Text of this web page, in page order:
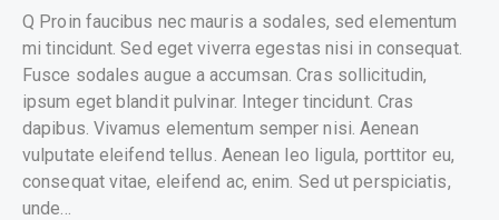
Q Proin faucibus nec mauris a sodales, sed elementum
mi tincidunt. Sed eget viverra egestas nisi in consequat.
Fusce sodales augue a accumsan. Cras sollicitudin,
ipsum eget blandit pulvinar. Integer tincidunt. Cras
dapibus. Vivamus elementum semper nisi. Aenean
vulputate eleifend tellus. Aenean leo ligula, porttitor eu,
consequat vitae, eleifend ac, enim. Sed ut perspiciatis,
unde…